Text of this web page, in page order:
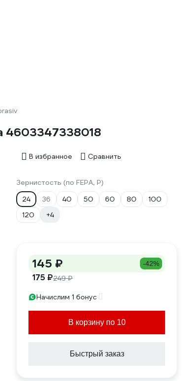
4603347338018
В избранное Сравнить
Зернистость (по FEPA, P)
24
36 40 50 60 80
100
120
+4
145 ₽ -42%
175 ₽249 ₽
Начислим 1 бонус
В корзину по 10
Быстрый заказ